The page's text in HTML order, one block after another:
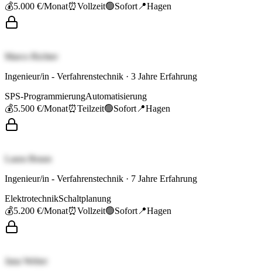
💰5.000 €/Monat⏰Vollzeit🟢Sofort 📍Hagen
Marco Richter
Ingenieur/in - Verfahrenstechnik · 3 Jahre Erfahrung
SPS-ProgrammierungAutomatisierung
💰5.500 €/Monat⏰Teilzeit🟢Sofort 📍Hagen
Laura Braun
Ingenieur/in - Verfahrenstechnik · 7 Jahre Erfahrung
ElektrotechnikSchaltplanung
💰5.200 €/Monat⏰Vollzeit🟢Sofort 📍Hagen
Jana Weber